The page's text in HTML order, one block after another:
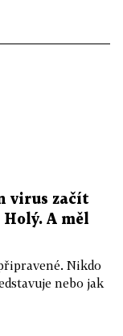
virus začít
A měl
Nikdo
nebo jak